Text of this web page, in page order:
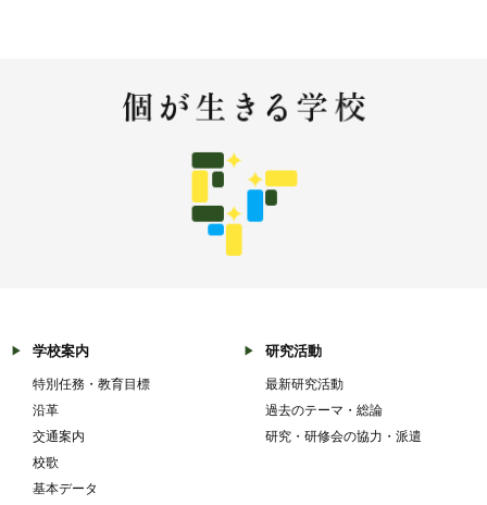
学校案内
特別任務・教育目標
沿革
交通案内
校歌
基本データ
研究活動
最新研究活動
過去のテーマ・総論
研究・研修会の協力・派遣